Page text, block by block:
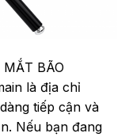
BÃO
là địa chỉ
tiếp cận và
Nếu bạn đang